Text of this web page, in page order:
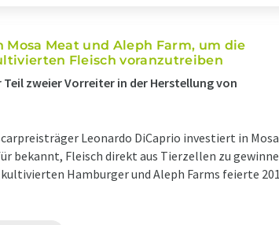
Meat und Aleph Farm, um die
Fleisch voranzutreiben
zweier Vorreiter in der Herstellung von
Leonardo DiCaprio investiert in
bekannt, Fleisch direkt aus Tierzellen zu
Hamburger und Aleph Farms feierte